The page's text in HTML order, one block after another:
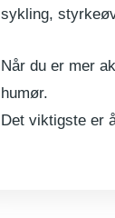
sykling,
Når du er mer
humør.
Det viktigste er